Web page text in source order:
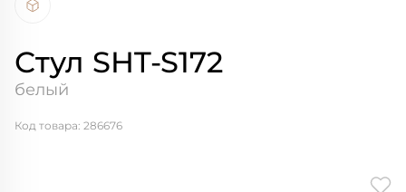
Стул SHT-S172
белый
Код товара: 286676